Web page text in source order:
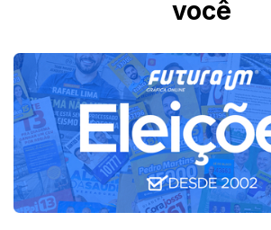
para facilitar o reconhecimento da
você